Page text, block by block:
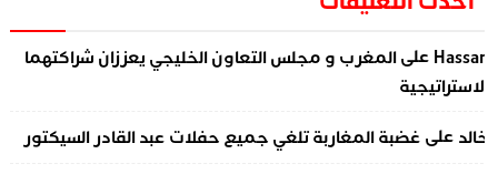
علىالمغرب و مجلس التعاون الخليجي يعززان شراكتهما
علىغضبة المغاربة تلغي جميع حفلات عبد القادر السيكتور